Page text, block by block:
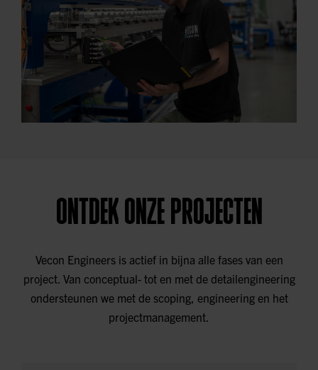
ONTDEK ONZE PROJECTEN
Vecon Engineers is actief in bijna alle fases van een
project. Van conceptual- tot en met de detailengineering
ondersteunen we met de scoping, engineering en het
projectmanagement.